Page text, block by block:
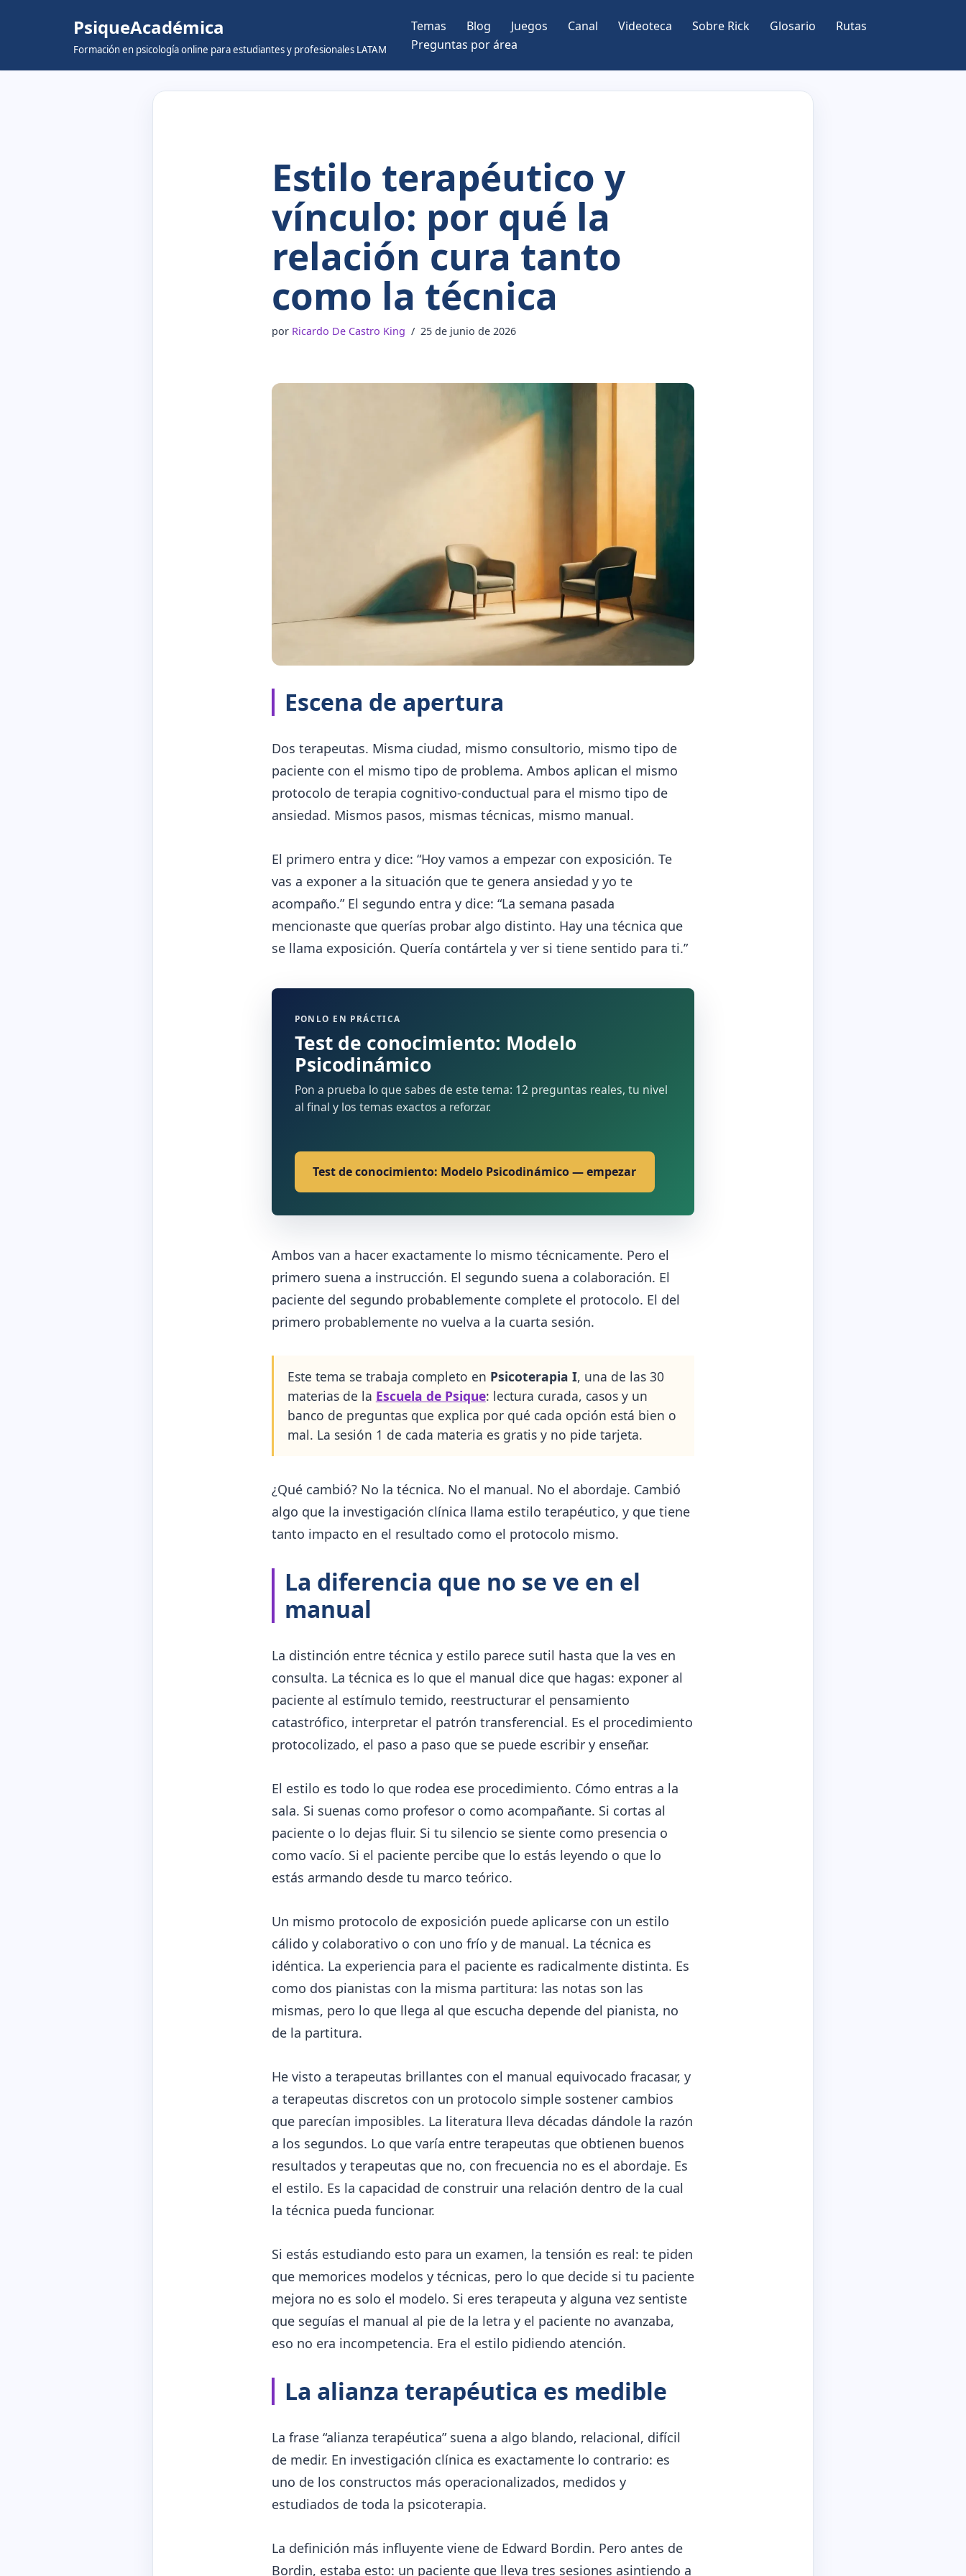
PsiqueAcadémica
Formación en psicología online para estudiantes y profesionales LATAM
Temas Blog Juegos Canal Videoteca Sobre Rick Glosario
Rutas
Preguntas por área
Estilo terapéutico y
vínculo: por qué la
relación cura tanto
como la técnica
por Ricardo De Castro King 25 de junio de 2026
Escena de apertura
Dos terapeutas. Misma ciudad, mismo consultorio, mismo tipo de
paciente con el mismo tipo de problema. Ambos aplican el mismo
protocolo de terapia cognitivo-conductual para el mismo tipo de
ansiedad. Mismos pasos, mismas técnicas, mismo manual.
El primero entra y dice: “Hoy vamos a empezar con exposición. Te
vas a exponer a la situación que te genera ansiedad y yo te
acompaño.” El segundo entra y dice: “La semana pasada
mencionaste que querías probar algo distinto. Hay una técnica que
se llama exposición. Quería contártela y ver si tiene sentido para ti.”
PONLO EN PRÁCTICA
Test de conocimiento: Modelo
Psicodinámico
Pon a prueba lo que sabes de este tema: 12 preguntas reales, tu nivel
al final y los temas exactos a reforzar.
Test de conocimiento: Modelo Psicodinámico — empezar
Ambos van a hacer exactamente lo mismo técnicamente. Pero el
primero suena a instrucción. El segundo suena a colaboración. El
paciente del segundo probablemente complete el protocolo. El del
primero probablemente no vuelva a la cuarta sesión.
Este tema se trabaja completo en Psicoterapia I, una de las 30
materias de la Escuela de Psique: lectura curada, casos y un
banco de preguntas que explica por qué cada opción está bien o
mal. La sesión 1 de cada materia es gratis y no pide tarjeta.
¿Qué cambió? No la técnica. No el manual. No el abordaje. Cambió
algo que la investigación clínica llama estilo terapéutico, y que tiene
tanto impacto en el resultado como el protocolo mismo.
La diferencia que no se ve en el
manual
La distinción entre técnica y estilo parece sutil hasta que la ves en
consulta. La técnica es lo que el manual dice que hagas: exponer al
paciente al estímulo temido, reestructurar el pensamiento
catastrófico, interpretar el patrón transferencial. Es el procedimiento
protocolizado, el paso a paso que se puede escribir y enseñar.
El estilo es todo lo que rodea ese procedimiento. Cómo entras a la
sala. Si suenas como profesor o como acompañante. Si cortas al
paciente o lo dejas fluir. Si tu silencio se siente como presencia o
como vacío. Si el paciente percibe que lo estás leyendo o que lo
estás armando desde tu marco teórico.
Un mismo protocolo de exposición puede aplicarse con un estilo
cálido y colaborativo o con uno frío y de manual. La técnica es
idéntica. La experiencia para el paciente es radicalmente distinta. Es
como dos pianistas con la misma partitura: las notas son las
mismas, pero lo que llega al que escucha depende del pianista, no
de la partitura.
He visto a terapeutas brillantes con el manual equivocado fracasar, y
a terapeutas discretos con un protocolo simple sostener cambios
que parecían imposibles. La literatura lleva décadas dándole la razón
a los segundos. Lo que varía entre terapeutas que obtienen buenos
resultados y terapeutas que no, con frecuencia no es el abordaje. Es
el estilo. Es la capacidad de construir una relación dentro de la cual
la técnica pueda funcionar.
Si estás estudiando esto para un examen, la tensión es real: te piden
que memorices modelos y técnicas, pero lo que decide si tu paciente
mejora no es solo el modelo. Si eres terapeuta y alguna vez sentiste
que seguías el manual al pie de la letra y el paciente no avanzaba,
eso no era incompetencia. Era el estilo pidiendo atención.
La alianza terapéutica es medible
La frase “alianza terapéutica” suena a algo blando, relacional, difícil
de medir. En investigación clínica es exactamente lo contrario: es
uno de los constructos más operacionalizados, medidos y
estudiados de toda la psicoterapia.
La definición más influyente viene de Edward Bordin. Pero antes de
Bordin, estaba esto: un paciente que lleva tres sesiones asintiendo a